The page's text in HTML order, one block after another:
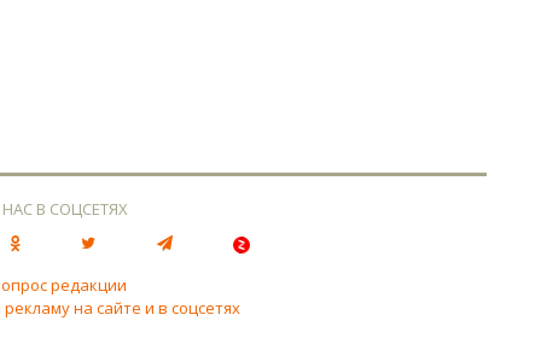
В СОЦСЕТЯХ
редакции
на сайте и в соцсетях